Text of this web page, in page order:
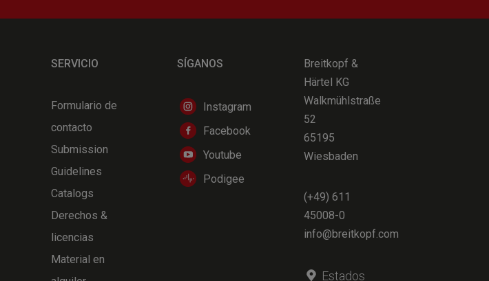
SERVICIO
Formulario de
contacto
Submission
Guidelines
Catalogs
Derechos &
licencias
Material en
SÍGANOS
Instagram
Facebook
Youtube
Podigee
Breitkopf &
Härtel KG
Walkmühlstraße
52
65195
Wiesbaden
(+49) 611
45008-0
info@breitkopf.com
Estados